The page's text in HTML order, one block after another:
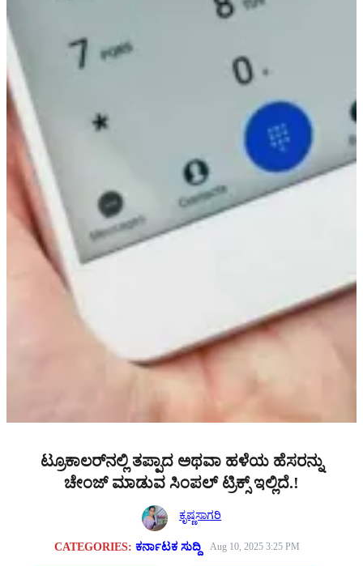
ಟ್ರೂಕಾಲರ್‌ನಲ್ಲಿ ತಪ್ಪಾದ ಅಥವಾ ಹಳೆಯ ಹೆಸರನ್ನು
ಚೇಂಜ್ ಮಾಡುವ ಸಿಂಪಲ್ ಟ್ರಿಕ್ಸ್ ಇಲ್ಲಿದೆ.!
ಕೃಷ್ಣಸಾಗರಿ
CATEGORIES:ಕರ್ನಾಟಕ ಸುದ್ದಿ Aug 10, 2025 3:25 PM